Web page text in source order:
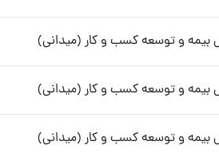
بیمه و توسعه کسب و کار (میدانی)
بیمه و توسعه کسب و کار (میدانی)
بیمه و توسعه کسب و کار (میدانی)